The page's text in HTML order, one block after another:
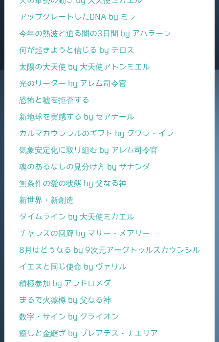
アップグレードしたDNA by ミラ
今年の熱波と迫る闇の3日間 by アハラーン
何が起きようと信じる by テロス
太陽の大天使 by 大天使アトンミエル
光のリーダー by アレム司令官
恐怖と嘘を拒否する
新地球を実感する by セアナール
カルマカウンシルのギフト by クワン・イン
気象安定化に取り組む by アレム司令官
魂のあるなしの見分け方 by サナンダ
無条件の愛の状態 by 父なる神
新世界・新創造
タイムライン by 大天使ミカエル
チャンスの回廊 by マザー・メアリー
8月はどうなる by 9次元アークトゥルスカウンシル
イエスと同じ使命 by ヴァリル
積極参加 by アンドロメダ
まるで火薬樽 by 父なる神
数字・サイン by クライオン
癒しと金継ぎ by プレアデス・ナエリア